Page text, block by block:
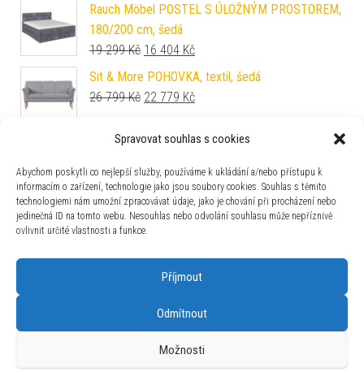
Spravovat souhlas s cookies
Abychom poskytli co nejlepší služby, používáme k ukládání a/nebo přístupu k
informacím o zařízení, technologie jako jsou soubory cookies. Souhlas s těmito
technologiemi nám umožní zpracovávat údaje, jako je chování při procházení nebo
jedinečná ID na tomto webu. Nesouhlas nebo odvolání souhlasu může nepříznivě
ovlivnit určité vlastnosti a funkce.
Příjmout
Odmítnout
Možnosti
Rauch Möbel POSTEL S ÚLOŽNÝM PROSTOREM,
180/200 cm, šedá
19 299Kč Původní cena byla: 19 299 Kč.
16 404 KčAktuální cena je: 16 404 Kč.
Sit & More POHOVKA, textil, šedá
26 799Kč Původní cena byla: 26 799 Kč.
22 779 KčAktuální cena je: 22 779 Kč.
Sit & More TŘÍMÍSTNÁ POHOVKA, textil, jílová
41 990KčPůvodní cena byla: 41 990 Kč.
35 692KčAktuální cena je: 35 692 Kč.
Xora ZÁVĚSNÁ SKŘÍŇKA, barvy dubu, 30/70/20
cm
s.r.o. Chodovská 228/3 Praha 4 IČ: 26454424